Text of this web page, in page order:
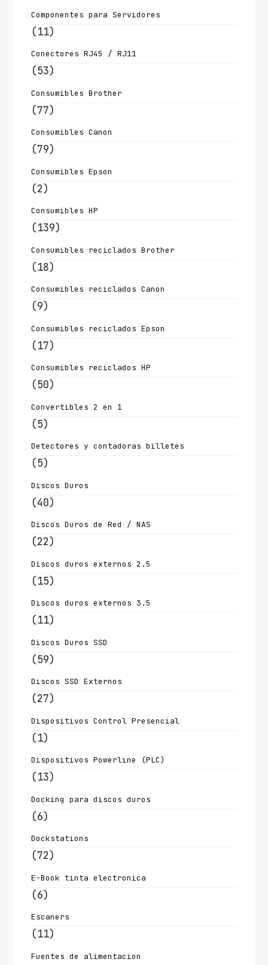
Componentes para Servidores
(11)
Conectores RJ45 / RJ11
(53)
Consumibles Brother
(77)
Consumibles Canon
(79)
Consumibles Epson
(2)
Consumibles HP
(139)
Consumibles reciclados Brother
(18)
Consumibles reciclados Canon
(9)
Consumibles reciclados Epson
(17)
Consumibles reciclados HP
(50)
Convertibles 2 en 1
(5)
Detectores y contadoras billetes
(5)
Discos Duros
(40)
Discos Duros de Red / NAS
(22)
Discos duros externos 2.5
(15)
Discos duros externos 3.5
(11)
Discos Duros SSD
(59)
Discos SSD Externos
(27)
Dispositivos Control Presencial
(1)
Dispositivos Powerline (PLC)
(13)
Docking para discos duros
(6)
Dockstations
(72)
E-Book tinta electronica
(6)
Escaners
(11)
Fuentes de alimentacion